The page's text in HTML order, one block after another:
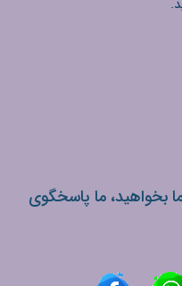
بخواهید، ما پاسخگوی